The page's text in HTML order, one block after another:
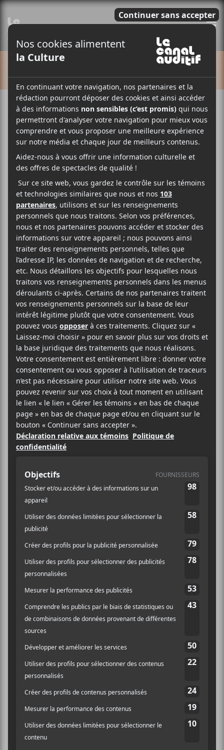
Cet évènement est passé.
Suuns et invités
2022-10-13 @ 20:00-23:0026,75$
Suunssera en spectacle le jeudi 13 octobre 2022 à
La Tulipe à 20h. Des artistes invités prendront aussi
part à la soirée.
Portes : 19h
Spectacle : 20h
AJOUTER AU CALENDRIER
DÉTAILS
Date :
2022-10-13
Heure :
20:00 - 23:00
Prix :
Catégorie
d’Évènement:
Site :
latulipe.tuxedobillet.co
m/La%20Tulipe/suuns
000
ORGANISATEUR
Blue Skies Turn Black